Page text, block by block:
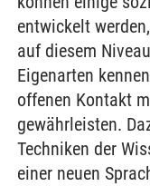
entwickelt
auf diesem
Eigenarten
offenen Kontakt
gewährleisten.
Techniken der
einer neuen